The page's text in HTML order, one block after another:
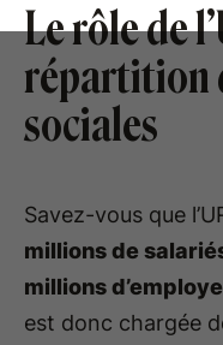
Le rôle de
répartition
sociales
Savez-vous que
millions de
millions
est donc chargée